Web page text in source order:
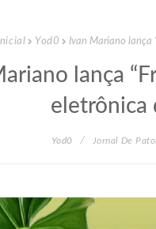
Yod0 Ivan Mariano lança
lança
eletrônica
Yod0 Jornal De